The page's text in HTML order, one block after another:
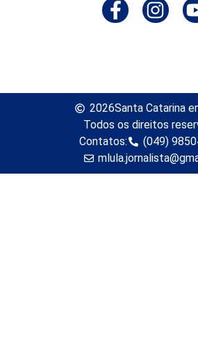
2026Santa Catarina
Todos os direitos
Contatos:
(049)